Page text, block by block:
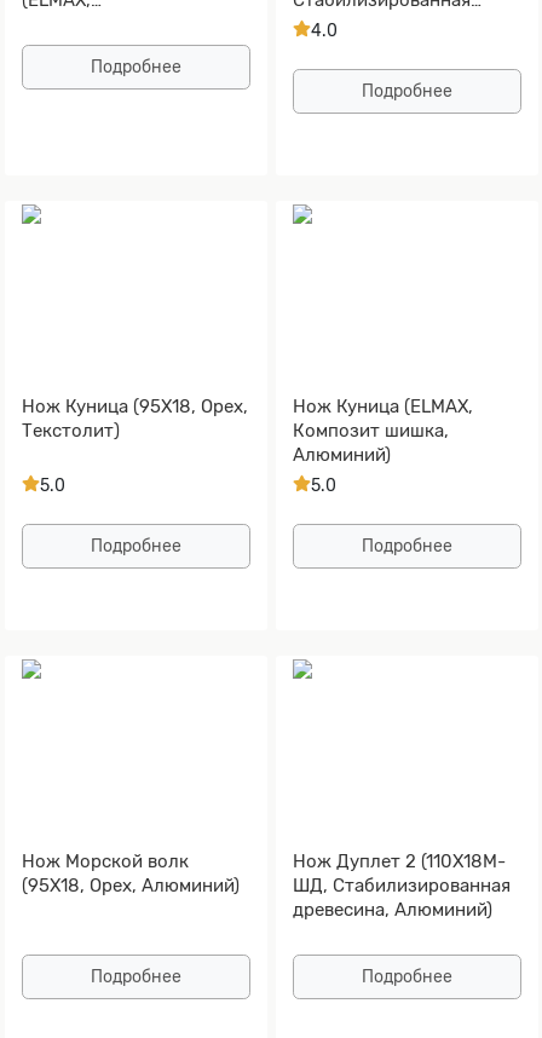
древесина, Алюминий)
Подробнее
карельская береза
4.0
Подробнее
Нож Куница (95Х18, Орех,
Текстолит)
5.0
Подробнее
Нож Куница (ELMAX,
Композит шишка,
Алюминий)
5.0
Подробнее
Нож Морской волк
(95Х18, Орех, Алюминий)
Подробнее
Нож Дуплет 2 (110Х18М-
ШД, Стабилизированная
древесина, Алюминий)
Подробнее